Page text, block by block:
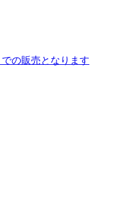
での販売となります